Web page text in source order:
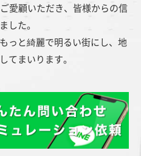
愛顧いただき、皆様からの信
した。
っと綺麗で明るい街にし、地
てまいります。